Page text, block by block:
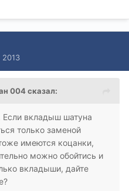
2013
004 сказал:
Если вкладыш шатуна
только заменой
имеются коцанки,
можно обойтись и
вкладыши, дайте